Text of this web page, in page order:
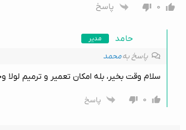
۰ پاسخ
حامد مدیر
پاسخ بهمحمد
سلام وقت بخیر، بله امکان تعمیر و ترمیم لولا
۰
پاسخ